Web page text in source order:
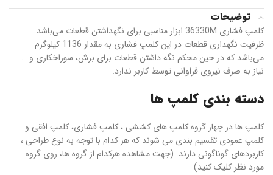
توضیحات
کلمپ فشاری 36330M ابزار مناسبی برای نگهداشتن قطعات می‌باشد.
ظرفیت نگهداری قطعات در این کلمپ فشاری به مقدار 1136 کیلوگرم
می‌باشد که در حین محکم نگه داشتن قطعات برای برش، سوراخکاری و …
نیاز به صرف نیروی فراوانی توسط کاربر ندارد.
دسته بندی کلمپ ها
کلمپ ها در چهار گروه کلمپ های کششی ، کلمپ فشاری، کلمپ افقی و
کلمپ عمودی تقسیم بندی می شوند که هر کدام با توجه به نوع طراحی ،
کاربردهای گوناگونی دارند. (جهت مشاهده هرکدام از گروه ها، روی گروه
مورد نظر کلیک کنید)